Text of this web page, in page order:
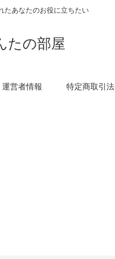
たあなたのお役に立ちたい
たの部屋
運営者情報